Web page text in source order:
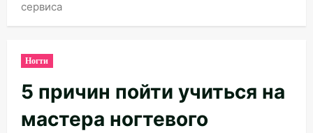
сервиса
Ногти
5 причин пойти учиться на
мастера ногтевого